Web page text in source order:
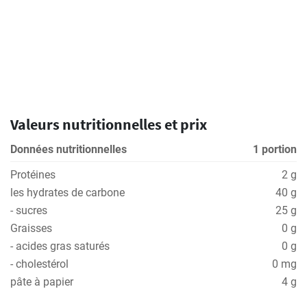
Valeurs nutritionnelles et prix
Données nutritionnelles
1 portion
Protéines
2 g
les hydrates de carbone
40 g
- sucres
25 g
Graisses
0 g
- acides gras saturés
0 g
- cholestérol
0 mg
pâte à papier
4 g